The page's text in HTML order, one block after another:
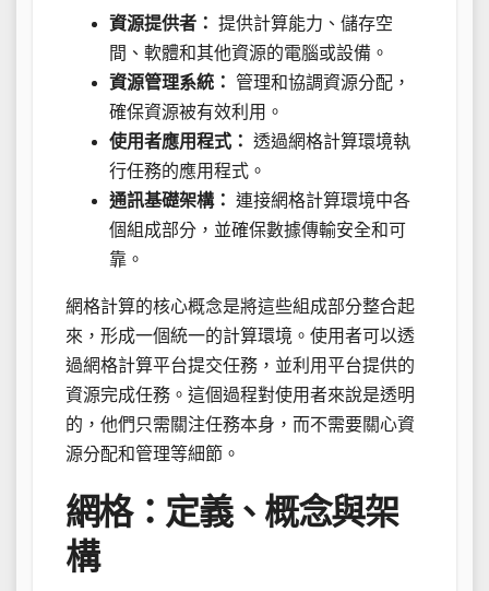
資源提供者： 提供計算能力、儲存空
間、軟體和其他資源的電腦或設備。
資源管理系統： 管理和協調資源分配，
確保資源被有效利用。
使用者應用程式： 透過網格計算環境執
行任務的應用程式。
通訊基礎架構： 連接網格計算環境中各
個組成部分，並確保數據傳輸安全和可
靠。
網格計算的核心概念是將這些組成部分整合起
來，形成一個統一的計算環境。使用者可以透
過網格計算平台提交任務，並利用平台提供的
資源完成任務。這個過程對使用者來說是透明
的，他們只需關注任務本身，而不需要關心資
源分配和管理等細節。
網格：定義、概念與架
構